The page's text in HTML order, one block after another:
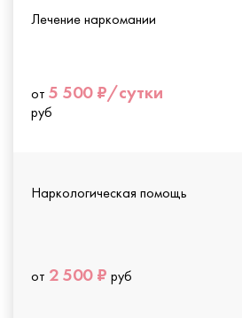
Лечение наркомании
от 5 500 ₽/сутки
руб
Наркологическая помощь
от 2 500 ₽ руб